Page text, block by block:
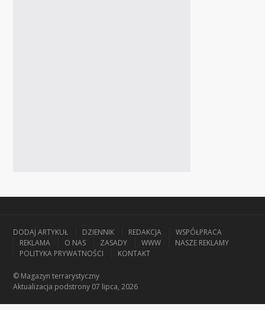
DODAJ ARTYKUŁ DZIENNIK REDAKCJA
WSPÓŁPRACA
REKLAMA
O NAS ZASADY WWW
NASZE REKLAMY
POLITYKA PRYWATNOŚCI
KONTAKT
© Magazyn terrarystyczny
Aktualizacja podstrony 07 lipca, 2026